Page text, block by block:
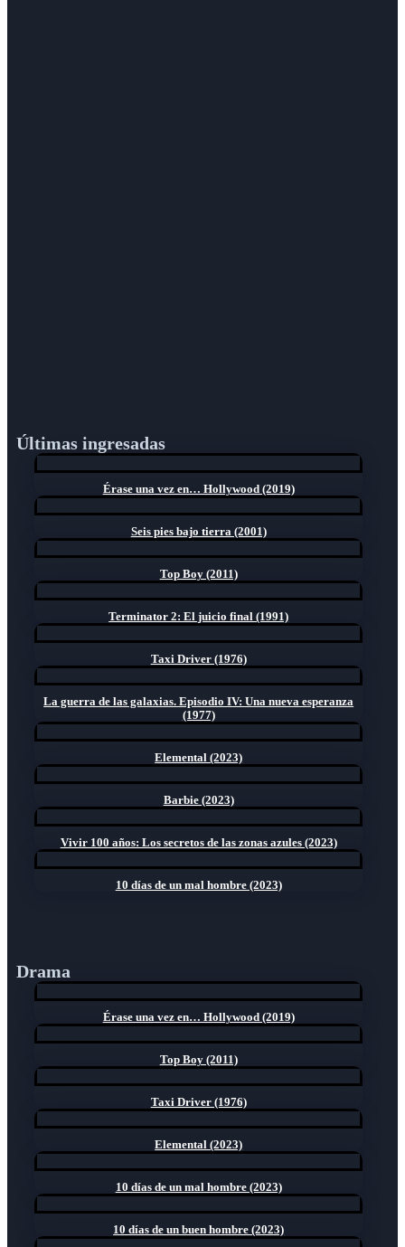
Últimas ingresadas
Érase una vez en… Hollywood (2019)
Seis pies bajo tierra (2001)
Top Boy (2011)
Terminator 2: El juicio final (1991)
Taxi Driver (1976)
La guerra de las galaxias. Episodio IV: Una nueva esperanza
(1977)
Elemental (2023)
Barbie (2023)
Vivir 100 años: Los secretos de las zonas azules (2023)
10 días de un mal hombre (2023)
Drama
Érase una vez en… Hollywood (2019)
Top Boy (2011)
Taxi Driver (1976)
Elemental (2023)
10 días de un mal hombre (2023)
10 días de un buen hombre (2023)